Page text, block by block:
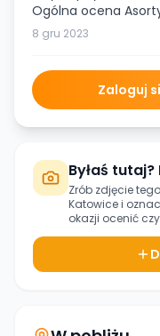
Ogólna ocena
8 gru 2023
Zaloguj
Byłaś tutaj?
Zrób zdjęcie
Katowicei
okazji ocenić